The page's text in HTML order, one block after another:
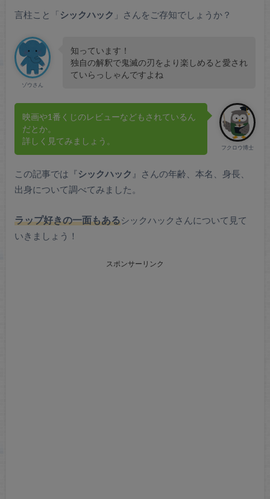
言柱こと「シックハック 」さんをご存知でしょうか？
ゾウさん
知っています！
独自の解釈で鬼滅の刃をより楽しめると愛され
ていらっしゃんですよね
フクロウ博士
映画や1番くじのレビューなどもされているん
だとか。
詳しく見てみましょう。
この記事では『シックハック 』さんの年齢、本名、身長、
出身について調べてみました。
ラップ好きの一面もあるシックハックさんについて見て
いきましょう！
スポンサーリンク